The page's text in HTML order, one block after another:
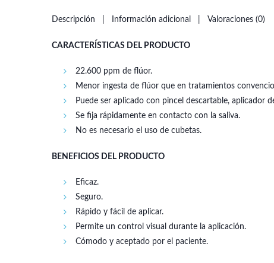
Descripción Información adicional Valoraciones (0)
CARACTERÍSTICAS DEL PRODUCTO
22.600 ppm de flúor.
Menor ingesta de flúor que en tratamientos
Puede ser aplicado con pincel descartable, aplicador
Se fija rápidamente en contacto con la saliva.
No es necesario el uso de cubetas.
BENEFICIOS DEL PRODUCTO
Eficaz.
Seguro.
Rápido y fácil de aplicar.
Permite un control visual durante la aplicación.
Cómodo y aceptado por el paciente.